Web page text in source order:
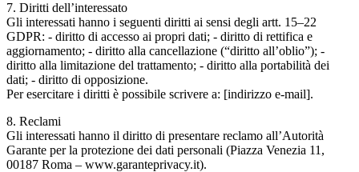
7. Diritti dell’interessato
Gli interessati hanno i seguenti diritti ai sensi degli artt. 15–22
GDPR: - diritto di accesso ai propri dati; - diritto di rettifica e
aggiornamento; - diritto alla cancellazione (“diritto all’oblio”); -
diritto alla limitazione del trattamento; - diritto alla portabilità dei
dati; - diritto di opposizione.
Per esercitare i diritti è possibile scrivere a: [indirizzo e-mail].
8. Reclami
Gli interessati hanno il diritto di presentare reclamo all’Autorità
Garante per la protezione dei dati personali (Piazza Venezia 11,
00187 Roma – www.garanteprivacy.it).